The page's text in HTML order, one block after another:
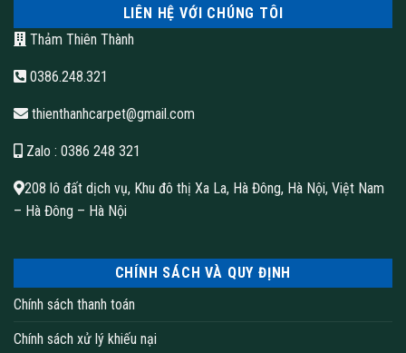
Thuộc tính
Giá trị
Chiều cao
Mũi khâu mỗi inch
Máy đo trần sợi
LIÊN HỆ VỚI CHÚNG TÔI
Thảm Thiên Thành
0386.248.321
thienthanhcarpet@gmail.com
Zalo : 0386 248 321
208 lô đất dịch vụ, Khu đô thị Xa La, Hà Đông, Hà Nội, Việt Nam
– Hà Đông – Hà Nội
CHÍNH SÁCH VÀ QUY ĐỊNH
Chính sách thanh toán
Chính sách xử lý khiếu nại